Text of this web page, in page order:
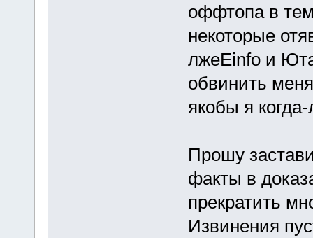
оффтопа в
некоторые
лжеEinfo и
обвинить
якобы я
Прошу
факты в
прекратить
Извинения